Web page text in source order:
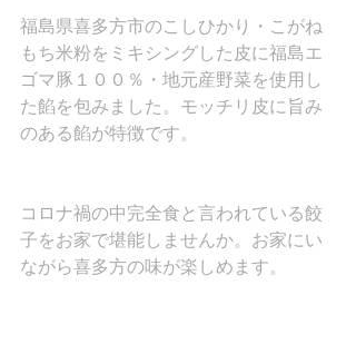
福島県喜多方市のこしひかり・こがね
もち米粉をミキシングした皮に福島エ
ゴマ豚１００％・地元産野菜を使用し
た餡を包みました。モッチリ皮に旨み
のある餡が特徴です。
コロナ禍の中完全食と言われている餃
子をお家で堪能しませんか。お家にい
ながら喜多方の味が楽しめます。